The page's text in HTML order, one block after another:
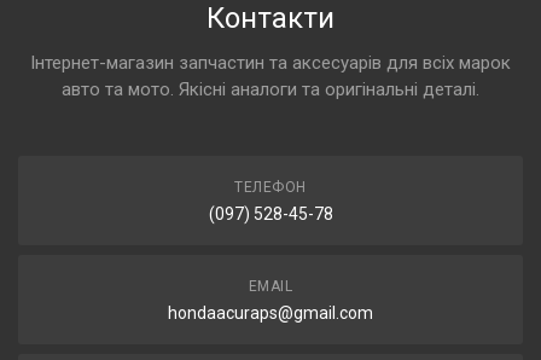
Контакти
Інтернет-магазин запчастин та аксесуарів для всіх марок
авто та мото. Якісні аналоги та оригінальні деталі.
ТЕЛЕФОН
(097) 528-45-78
EMAIL
hondaacuraps@gmail.com